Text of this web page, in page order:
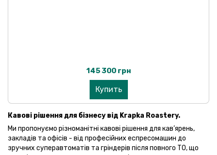
145 300 грн
Купить
Кавові рішення для бізнесу від Krapka Roastery.
Ми пропонуємо різноманітні кавові рішення для кав’ярень,
закладів та офісів - від професійних еспресомашин до
зручних суперавтоматів та гріндерів після повного ТО, що